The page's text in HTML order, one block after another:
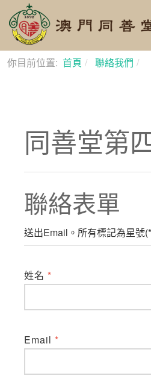
你目前位置: 首頁 聯絡我們
同善堂第
聯絡表單
送出Email。所有標記為星號
姓名 *
Email *